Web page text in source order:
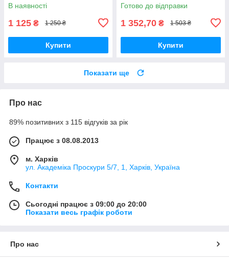
В наявності
1 125 ₴ 1 250 ₴
Купити
Готово до відправки
1 352,70 ₴ 1 503 ₴
Купити
Показати ще
Про нас
89% позитивних з 115 відгуків за рік
Працює з 08.08.2013
м. Харків
ул. Академіка Проскури 5/7, 1, Харків, Україна
Контакти
Сьогодні працює з 09:00 до 20:00
Показати весь графік роботи
Про нас